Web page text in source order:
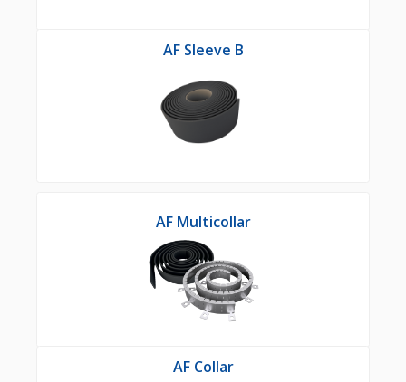
AF Sleeve B
AF Multicollar
AF Collar